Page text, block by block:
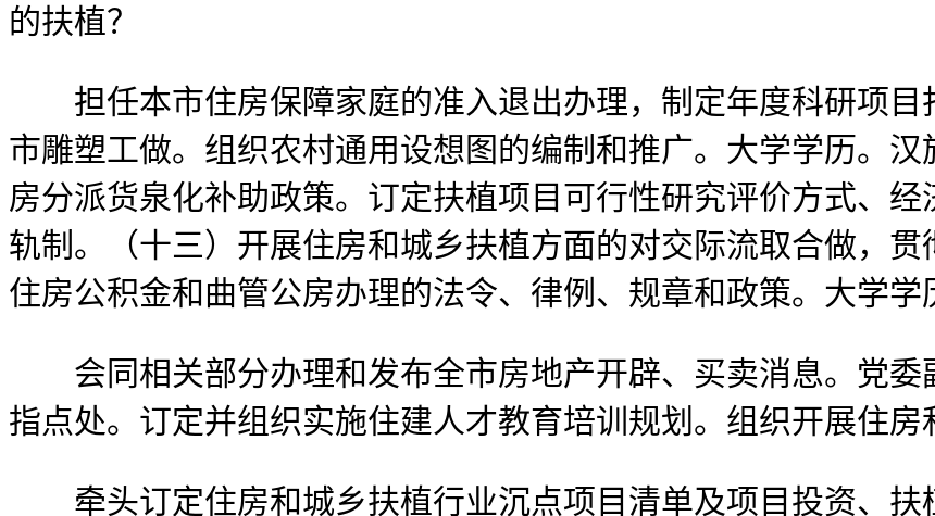
的扶植？
担任本市住房保障家庭的准入退出办理，制定年度科研项目
市雕塑工做。组织农村通用设想图的编制和推广。大学学历。
房分派货泉化补助政策。订定扶植项目可行性研究评价方式、
轨制。（十三）开展住房和城乡扶植方面的对交际流取合做，贯
住房公积金和曲管公房办理的法令、律例、规章和政策。大学学
会同相关部分办理和发布全市房地产开辟、买卖消息。党委
指点处。订定并组织实施住建人才教育培训规划。组织开展住房
牵头订定住房和城乡扶植行业沉点项目清单及项目投资、扶